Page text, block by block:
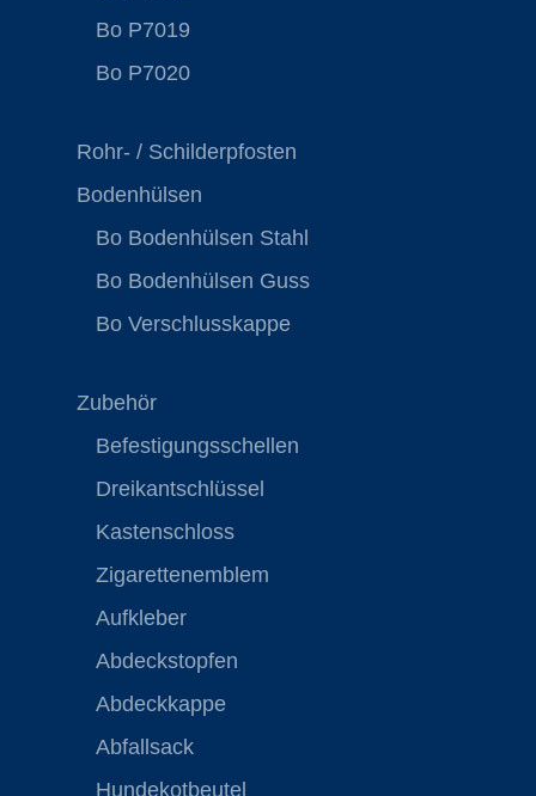
Bo P7019
Bo P7020
Rohr- / Schilderpfosten
Bodenhülsen
Bo Bodenhülsen Stahl
Bo Bodenhülsen Guss
Bo Verschlusskappe
Zubehör
Befestigungsschellen
Dreikantschlüssel
Kastenschloss
Zigarettenemblem
Aufkleber
Abdeckstopfen
Abdeckkappe
Abfallsack
Hundekotbeutel